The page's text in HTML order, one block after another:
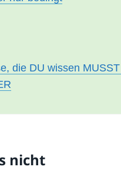
die DU wissen
nicht